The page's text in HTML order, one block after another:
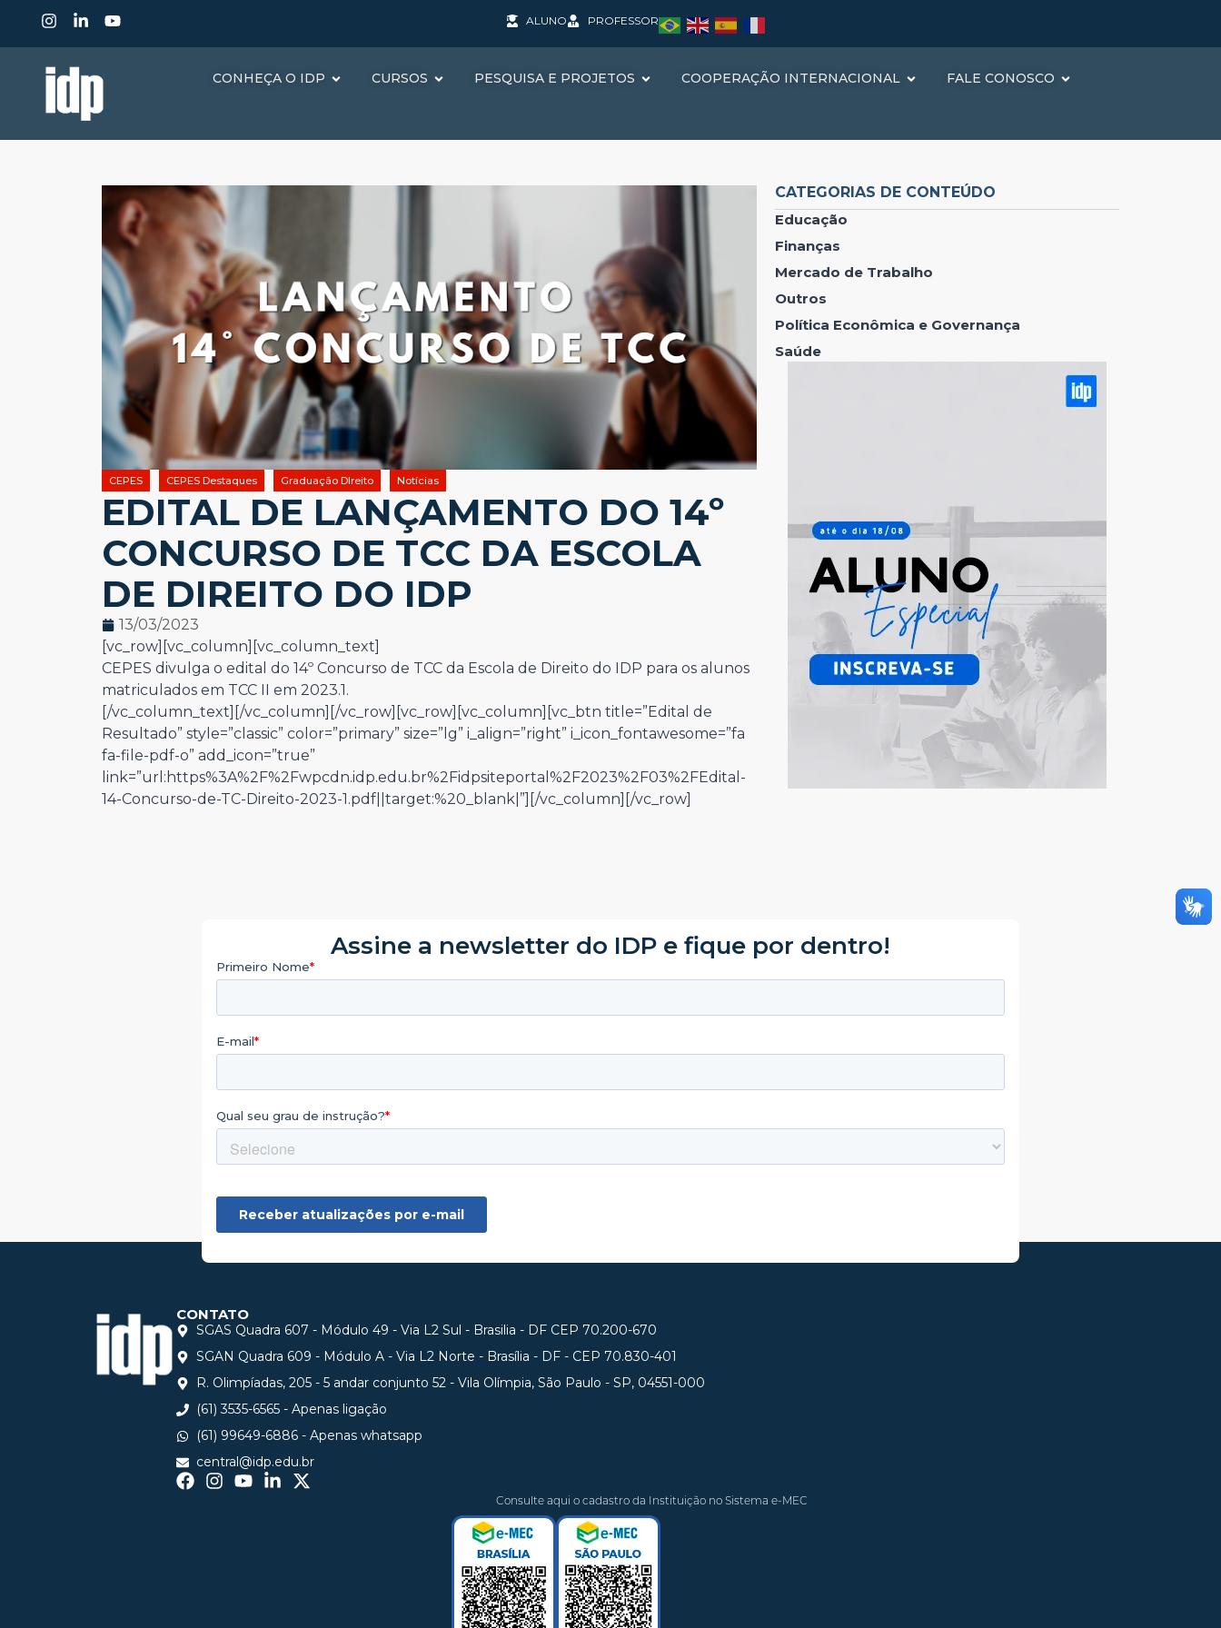
ALUNO PROFESSOR
CONHEÇA O IDP CURSOS PESQUISA E PROJETOS COOPERAÇÃO INTERNACIONAL FALE CONOSCO
CEPES CEPES Destaques Graduação DIreito Notícias
EDITAL DE LANÇAMENTO DO 14º
CONCURSO DE TCC DA ESCOLA
DE DIREITO DO IDP
13/03/2023
[vc_row][vc_column][vc_column_text]
CEPES divulga o edital do 14º Concurso de TCC da Escola de Direito do IDP para os alunos
matriculados em TCC II em 2023.1.
[/vc_column_text][/vc_column][/vc_row][vc_row][vc_column][vc_btn title=”Edital de
Resultado” style=”classic” color=”primary” size=”lg” i_align=”right” i_icon_fontawesome=”fa
fa-file-pdf-o” add_icon=”true”
link=”url:https%3A%2F%2Fwpcdn.idp.edu.br%2Fidpsiteportal%2F2023%2F03%2FEdital-
14-Concurso-de-TC-Direito-2023-1.pdf||target:%20_blank|”][/vc_column][/vc_row]
CATEGORIAS DE CONTEÚDO
Educação
Finanças
Mercado de Trabalho
Outros
Política Econômica e Governança
Saúde
Assine a newsletter do IDP e fique por dentro!
CONTATO
SGAS Quadra 607 - Módulo 49 - Via L2 Sul - Brasilia - DF CEP 70.200-670
SGAN Quadra 609 - Módulo A - Via L2 Norte - Brasília - DF - CEP 70.830-401
R. Olimpíadas, 205 - 5 andar conjunto 52 - Vila Olímpia, São Paulo - SP, 04551-000
(61) 3535-6565 - Apenas ligação
(61) 99649-6886 - Apenas whatsapp
central@idp.edu.br
Consulte aqui o cadastro da Instituição no Sistema e-MEC